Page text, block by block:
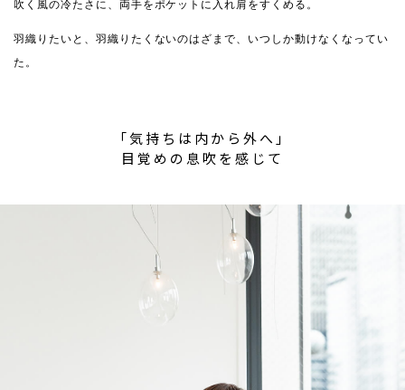
吹く風の冷たさに、両手をポケットに入れ肩をすくめる。
羽織りたいと、羽織りたくないのはざまで、いつしか動けなくなってい
た。
「気持ちは内から外へ」
目覚めの息吹を感じて